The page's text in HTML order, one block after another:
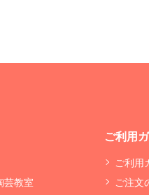
芸教室
ご利用
ご利用
ご注文